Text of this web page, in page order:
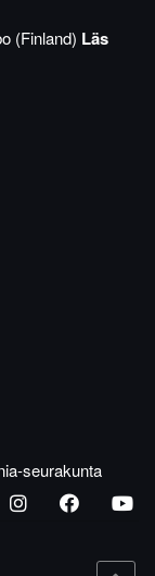
(Finland) Läs
seurakunta